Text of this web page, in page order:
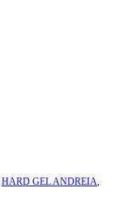
HARD GEL ANDREIA,